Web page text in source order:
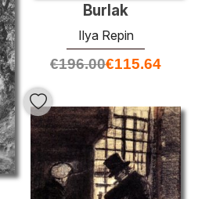
Burlak
Ilya Repin
€196.00€115.64